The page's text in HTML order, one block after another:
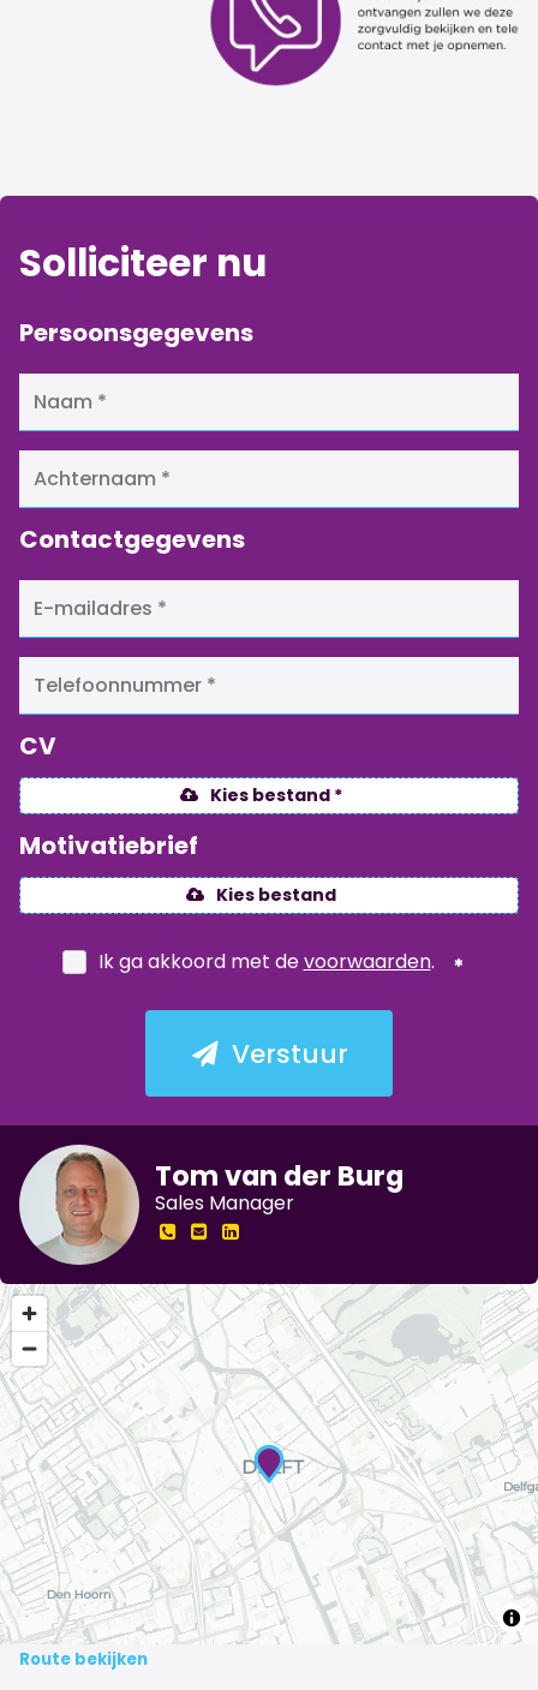
Tom van der Burg
Sales Manager
Solliciteer nu
Persoonsgegevens
Contactgegevens
CV
Kies bestand *
Motivatiebrief
Kies bestand
Ik ga akkoord met devoorwaarden.
Verstuur
Route bekijken